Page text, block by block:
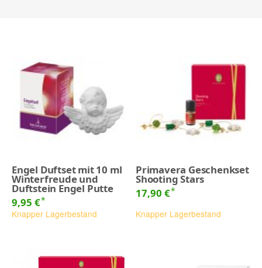
Engel Duftset mit 10 ml
Winterfreude und
Duftstein Engel Putte
9,95 €*
Knapper Lagerbestand
Primavera Geschenkset
Shooting Stars
17,90 €*
Knapper Lagerbestand